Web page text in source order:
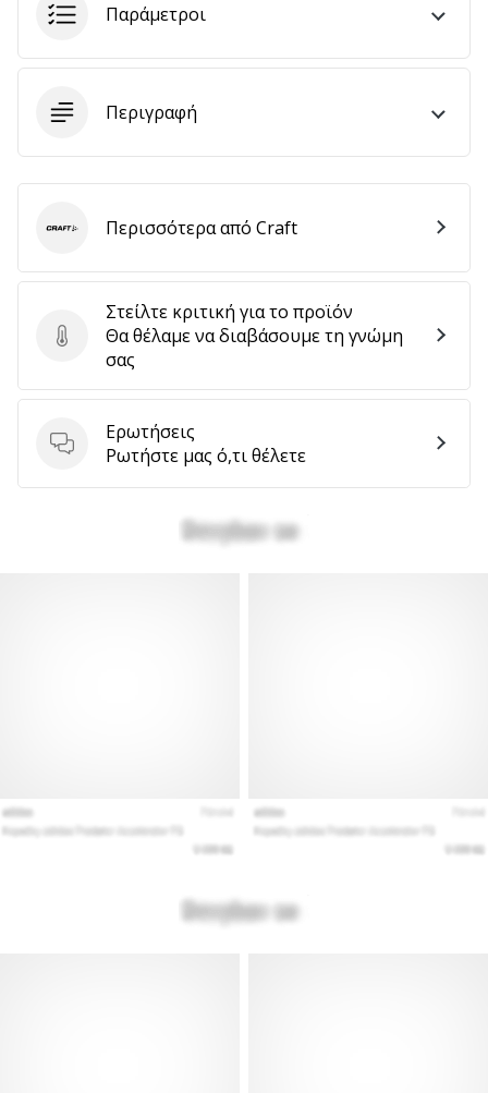
άρθρων Παράμετροι
Περιγραφή
Στείλτε κριτική για το προϊόν
Στείλτε κριτική για το προϊόν
Θα θέλαμε να διαβάσουμε τη γνώμη
σας
Ερωτήσεις
Ερωτήσεις
Ρωτήστε μας ό,τι θέλετε
Craft Περισσότερα από Craft